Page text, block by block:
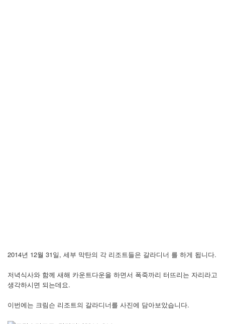
2014년 12월 31일, 세부 막탄의 각 리조트들은 갈라디너 를 하게 됩니다.
저녁식사와 함께 새해 카운트다운을 하면서 폭죽까리 터뜨리는 자리라고
생각하시면 되는데요.
이번에는 크림슨 리조트의 갈라디너를 사진에 담아보았습니다.